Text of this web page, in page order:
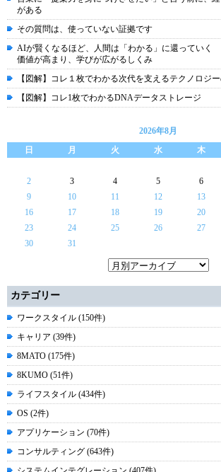
がある
その質問は、使っていない証拠です
AIが賢くなるほど、人間は「わかる」に還っていく
価値が高まり、学びが広がるしくみ
【図解】コレ１枚でわかる次代を支えるテクノロジー
【図解】コレ1枚でわかるDNAデータストレージ
2026年8月
日
月 火 水 木
2
3 4 5 6
9
10 11 12 13
16
17 18 19 20
23
24 25 26 27
30
31
カテゴリー
ワークスタイル (150件)
キャリア (39件)
8MATO (175件)
8KUMO (51件)
ライフスタイル (434件)
OS (2件)
アプリケーション (70件)
コンサルティング (643件)